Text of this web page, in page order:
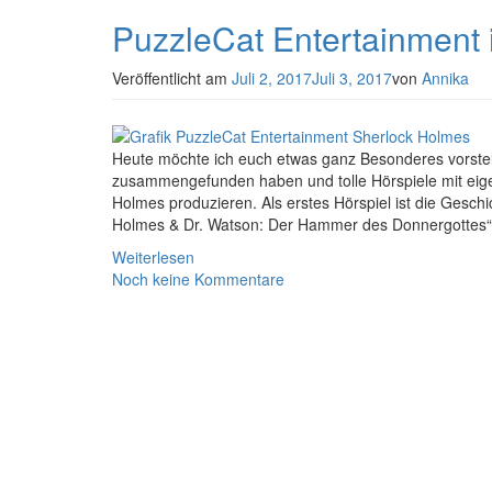
PuzzleCat
Veröffentlicht am Juli 2, 2017Juli 3, 2017von Annika
Heute möchte ich euch etwas ganz Besonderes
zusammengefunden haben und tolle Hörspiele mit
Holmes produzieren. Als erstes Hörspiel ist die
Holmes & Dr. Watson: Der Hammer des
Weiterlesen
Noch keine Kommentare